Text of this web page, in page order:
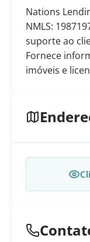
Nations
NMLS:
suporte ao
Fornece
imóveis e